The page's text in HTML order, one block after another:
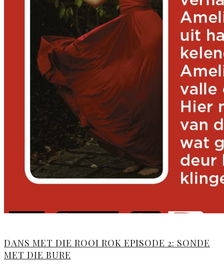
DANS MET DIE ROOI ROK EPISODE 2: SONDE
MET DIE BURE